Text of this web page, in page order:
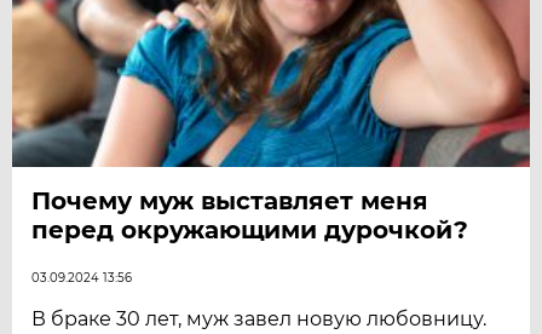
Почему муж выставляет меня
перед окружающими дурочкой?
03.09.2024 13:56
В браке 30 лет, муж завел новую любовницу.